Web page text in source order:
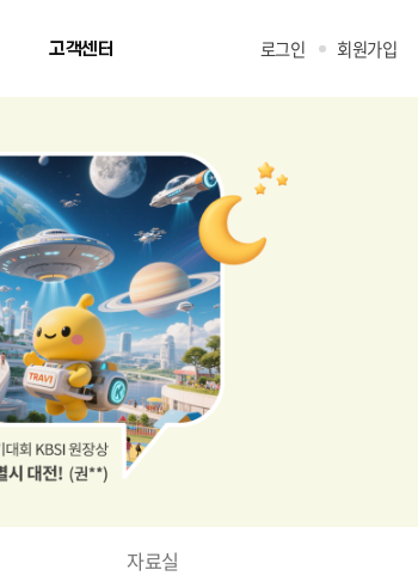
고객센터 로그인 회원가입
자료실